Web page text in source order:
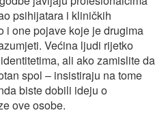
psihijatara i kliničkih
i one pojave koje je drugima
Većina ljudi rijetko
ali ako zamislite da
spol – insistiraju na tome
biste dobili ideju o
ove osobe.